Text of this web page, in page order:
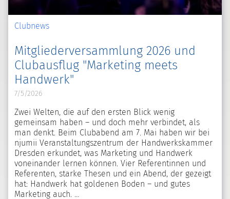
Clubnews
Mitgliederversammlung 2026 und
Clubausflug "Marketing meets
Handwerk"
7/5/2026
Zwei Welten, die auf den ersten Blick wenig
gemeinsam haben – und doch mehr verbindet, als
man denkt. Beim Clubabend am 7. Mai haben wir bei
njumii Veranstaltungszentrum der Handwerkskammer
Dresden erkundet, was Marketing und Handwerk
voneinander lernen können. Vier Referentinnen und
Referenten, starke Thesen und ein Abend, der gezeigt
hat: Handwerk hat goldenen Boden – und gutes
Marketing auch.